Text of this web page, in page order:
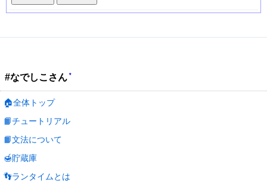
#なでしこさん *
🏠全体トップ
📙チュートリアル
📙文法について
🍯貯蔵庫
👣ランタイムとは